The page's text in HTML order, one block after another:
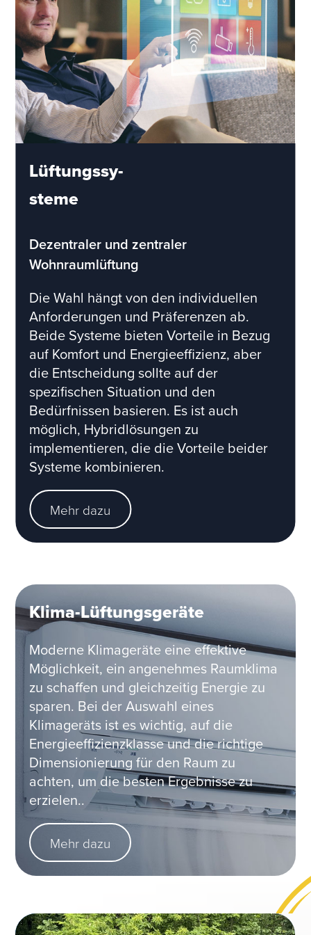
Lüftungssy-
steme
Dezentraler und zentraler
Wohnraumlüftung
Die Wahl hängt von den individuellen
Anforderungen und Präferenzen ab.
Beide Systeme bieten Vorteile in Bezug
auf Komfort und Energieeffizienz, aber
die Entscheidung sollte auf der
spezifischen Situation und den
Bedürfnissen basieren. Es ist auch
möglich, Hybridlösungen zu
implementieren, die die Vorteile beider
Systeme kombinieren.
Mehr dazu
Klima-Lüftungsgeräte
Moderne Klimageräte eine effektive
Möglichkeit, ein angenehmes Raumklima
zu schaffen und gleichzeitig Energie zu
sparen. Bei der Auswahl eines
Klimageräts ist es wichtig, auf die
Energieeffizienzklasse und die richtige
Dimensionierung für den Raum zu
achten, um die besten Ergebnisse zu
erzielen..
Mehr dazu